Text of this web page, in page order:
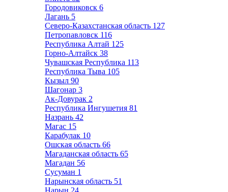
Городовиковск 6
Лагань 5
Северо-Казахстанская область 127
Петропавловск 116
Республика Алтай 125
Горно-Алтайск 38
Чувашская Республика 113
Республика Тыва 105
Кызыл 90
Шагонар 3
Ак-Довурак 2
Республика Ингушетия 81
Назрань 42
Магас 15
Карабулак 10
Ошская область 66
Магаданская область 65
Магадан 56
Сусуман 1
Нарынская область 51
Нарын 24